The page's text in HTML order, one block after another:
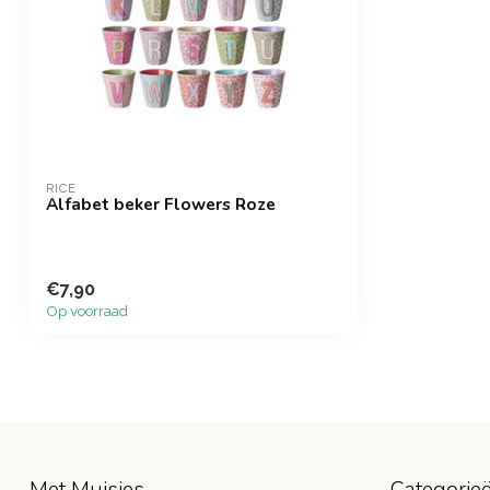
RICE
Alfabet beker Flowers Roze
€7,90
Op voorraad